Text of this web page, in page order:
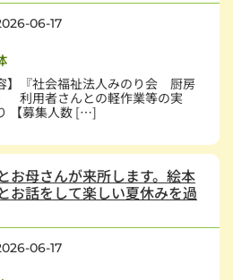
06-17
】『社会福祉法人みのり会 厨房
利用者さんとの軽作業等の実
【募集人数 […]
お母さんが来所します。絵本
お話をして楽しい夏休みを過
06-17